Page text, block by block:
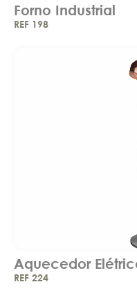
Forno Industrial
REF 198
Aquecedor
REF 224